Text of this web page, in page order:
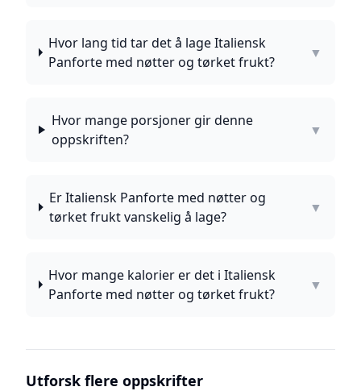
Hvor lang tid tar det å lage Italiensk
Panforte med nøtter og tørket frukt?
▼
Hvor mange porsjoner gir denne
oppskriften?
▼
Er Italiensk Panforte med nøtter og
tørket frukt vanskelig å lage?
▼
Hvor mange kalorier er det i Italiensk
Panforte med nøtter og tørket frukt?
▼
Utforsk flere oppskrifter